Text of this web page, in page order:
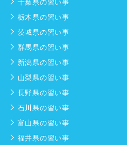
千葉県の習い事
栃木県の習い事
茨城県の習い事
群馬県の習い事
新潟県の習い事
山梨県の習い事
長野県の習い事
石川県の習い事
富山県の習い事
福井県の習い事